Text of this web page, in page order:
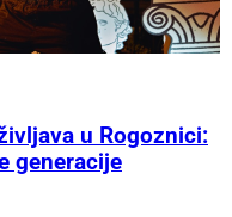
u Rogoznici:
generacije